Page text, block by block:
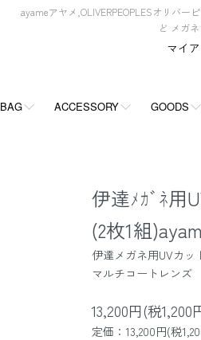
ayameアヤメ,OLIVERPEOPLESオリバー
ど メガ
BAG ACCESSORY GOODS
マイ
伊達ﾒｶﾞﾈ用
(2枚1組
伊達メガネ用UVカッ
マルチコートレンズ
13,200円(税1,200
定価：13,200円(税